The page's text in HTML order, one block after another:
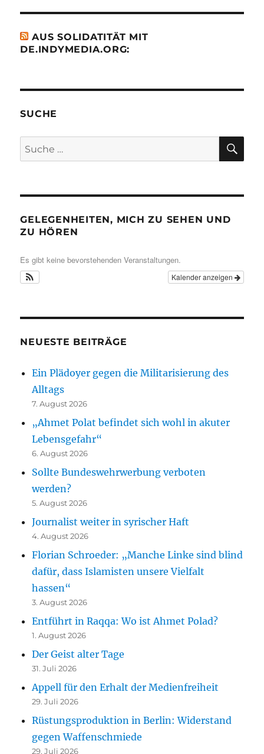
AUS SOLIDATITÄT MIT
DE.INDYMEDIA.ORG:
SUCHE
Suche
nach:
GELEGENHEITEN, MICH ZU SEHEN UND
ZU HÖREN
Es gibt keine bevorstehenden Veranstaltungen.
Kalender anzeigen
NEUESTE BEITRÄGE
Ein Plädoyer gegen die Militarisierung des
Alltags
7. August 2026
„Ahmet Polat befindet sich wohl in akuter
Lebensgefahr“
6. August 2026
Sollte Bundeswehrwerbung verboten
werden?
5. August 2026
Journalist weiter in syrischer Haft
4. August 2026
Florian Schroeder: „Manche Linke sind blind
dafür, dass Islamisten unsere Vielfalt
hassen“
3. August 2026
Entführt in Raqqa: Wo ist Ahmet Polad?
1. August 2026
Der Geist alter Tage
31. Juli 2026
Appell für den Erhalt der Medienfreiheit
29. Juli 2026
Rüstungsproduktion in Berlin: Widerstand
gegen Waffenschmiede
29. Juli 2026